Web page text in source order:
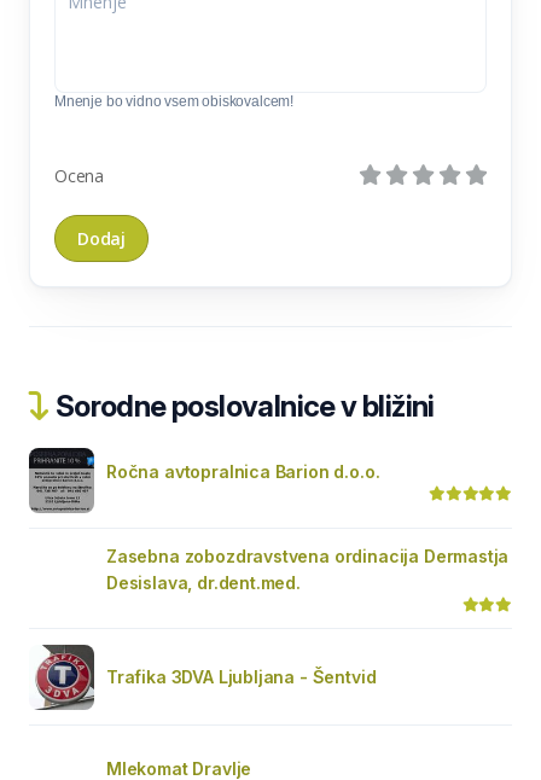
Mnenje bo vidno vsem obiskovalcem!
Ocena
Sorodne poslovalnice v bližini
Ročna avtopralnica Barion d.o.o.
Zasebna zobozdravstvena ordinacija Dermastja
Desislava, dr.dent.med.
Trafika 3DVA Ljubljana - Šentvid
Mlekomat Dravlje